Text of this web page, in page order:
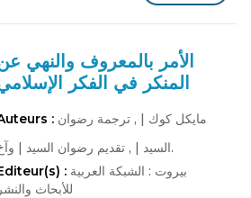
الأمر بالمعروف والنهي
المنكر في الفكر
: مايكل كوك | , ترجمة رضوان
السيد | , تقديم رضوان السيد |
وآخ.
: بيروت : الشبكة العربية
للأبحاث والنشر